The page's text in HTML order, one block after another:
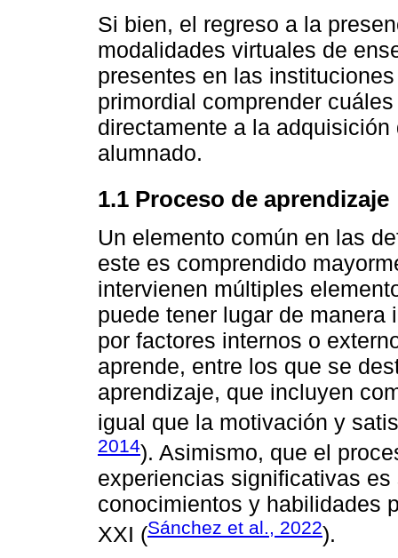
Si bien, el regreso a la
modalidades virtuales de
presentes en las
primordial comprender
directamente a la
alumnado.
1.1 Proceso de aprendizaje
Un elemento común en las
este es comprendido
intervienen múltiples
puede tener lugar de
por factores internos o
aprende, entre los que se
aprendizaje, que incluyen
igual que la motivación y
2014). Asimismo, que el
experiencias significativas
conocimientos y habilidades
XXI (Sánchez et al., 2022).